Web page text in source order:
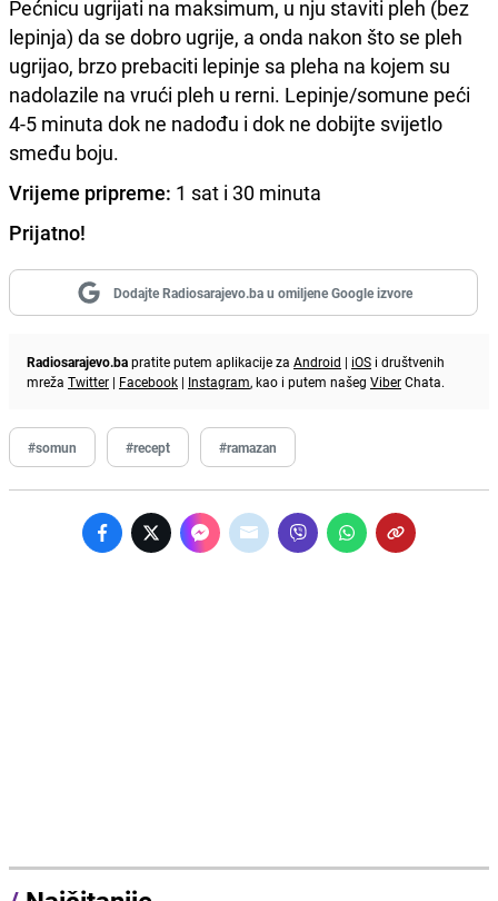
Pećnicu ugrijati na maksimum, u nju staviti pleh (bez
lepinja) da se dobro ugrije, a onda nakon što se pleh
ugrijao, brzo prebaciti lepinje sa pleha na kojem su
nadolazile na vrući pleh u rerni. Lepinje/somune peći
4-5 minuta dok ne nadođu i dok ne dobijte svijetlo
smeđu boju.
Vrijeme pripreme: 1 sat i 30 minuta
Prijatno!
Dodajte Radiosarajevo.ba u omiljene Google izvore
Radiosarajevo.bapratite putem aplikacije za Android | iOS i društvenih
mreža Twitter | Facebook | Instagram, kao i putem našeg ViberChata.
#somun #recept #ramazan